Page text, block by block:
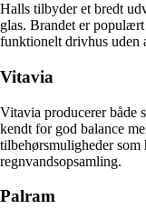
Halls tilbyder et bredt
glas. Brandet er
funktionelt drivhus uden
Vitavia
Vitavia producerer både
kendt for god balance
tilbehørsmuligheder som
regnvandsopsamling.
Palram